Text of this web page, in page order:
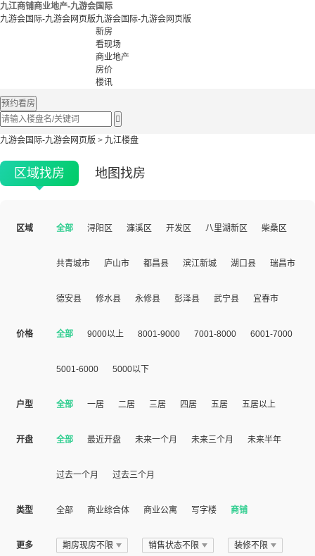
九江商铺商业地产-九游会国际
九游会国际-九游会网页版九游会国际-九游会网页版
新房
看现场
商业地产
房价
楼讯
预约看房

九游会国际-九游会网页版 > 九江楼盘
区域找房 地图找房
区域 全部 浔阳区 濂溪区 开发区 八里湖新区 柴桑区
共青城市 庐山市 都昌县 滨江新城 湖口县 瑞昌市
德安县 修水县 永修县 彭泽县 武宁县 宜春市
价格 全部 9000以上 8001-9000 7001-8000 6001-7000
5001-6000 5000以下
户型 全部 一居 二居 三居 四居 五居 五居以上
开盘 全部 最近开盘 未来一个月 未来三个月 未来半年
过去一个月 过去三个月
类型 全部 商业综合体 商业公寓 写字楼 商铺
更多 期房现房不限 销售状态不限 装修不限